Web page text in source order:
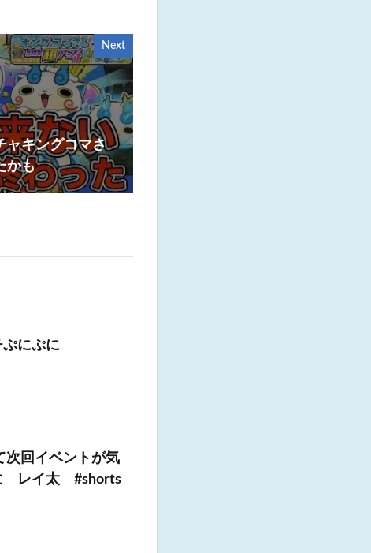
Next
ャキングコマさ
かも
にぷに
次回イベントが気
レイ太 #shorts